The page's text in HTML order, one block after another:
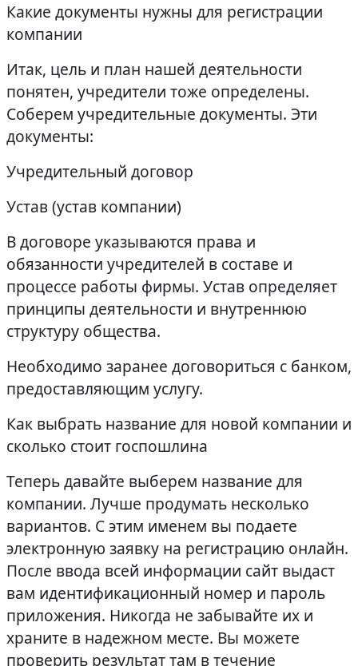
Какие документы нужны для регистрации
компании
Итак, цель и план нашей деятельности
понятен, учредители тоже определены.
Соберем учредительные документы. Эти
документы:
Учредительный договор
Устав (устав компании)
В договоре указываются права и
обязанности учредителей в составе и
процессе работы фирмы. Устав определяет
принципы деятельности и внутреннюю
структуру общества.
Необходимо заранее договориться с банком,
предоставляющим услугу.
Как выбрать название для новой компании и
сколько стоит госпошлина
Теперь давайте выберем название для
компании. Лучше продумать несколько
вариантов. С этим именем вы подаете
электронную заявку на регистрацию онлайн.
После ввода всей информации сайт выдаст
вам идентификационный номер и пароль
приложения. Никогда не забывайте их и
храните в надежном месте. Вы можете
проверить результат там в течение